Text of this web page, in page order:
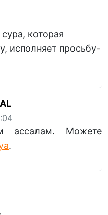
которая
исполняет просьбу-
ассалам. Можете
.